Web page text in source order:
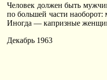
Человек должен быть
по большей части
Иногда — капризные
Декабрь 1963